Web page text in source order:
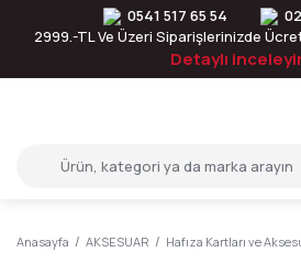
0541 517 65 54
2999.-TL Ve Üzeri Siparişlerinizde
Detaylı
Anasayfa AKSESUAR Hafıza Kartları ve